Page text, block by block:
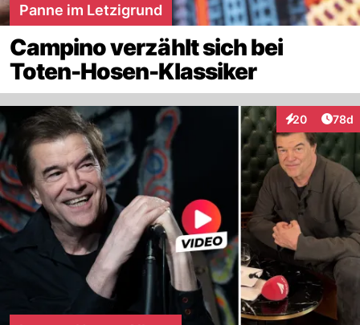
Panne im Letzigrund
Campino verzählt sich bei
Toten-Hosen-Klassiker
20
Interaktionen
78d